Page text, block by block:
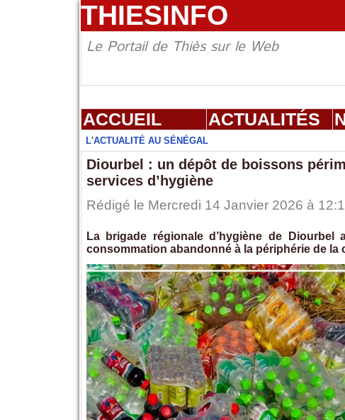
THIESINFO
Le Portail de Thiès sur le Web
ACCUEIL ACTUALITÉS
L'ACTUALITÉ AU SÉNÉGAL
Diourbel : un dépôt de boissons
services d’hygiène
Rédigé le Mercredi 14 Janvier 2026 à
La brigade régionale d’hygiène de
consommation abandonné à la périphérie de la